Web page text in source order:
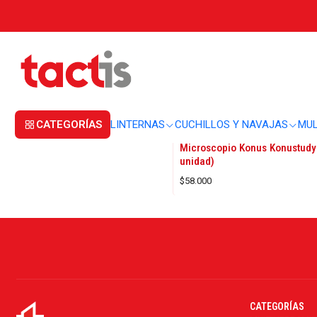
CATEGORÍAS LINTERNAS CUCHILLOS Y NAVAJAS
MICROSCOPIO
1605361031|KONUS
Microscopio Konus
unidad)
$58.000
CATEGORÍAS